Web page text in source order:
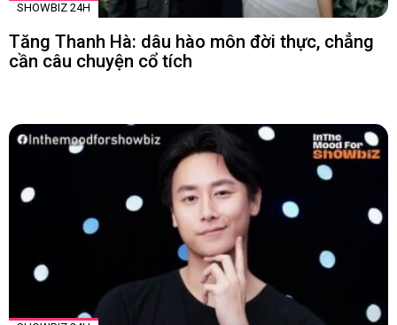
SHOWBIZ 24H
Tăng Thanh Hà: dâu hào môn đời thực, chẳng
cần câu chuyện cổ tích